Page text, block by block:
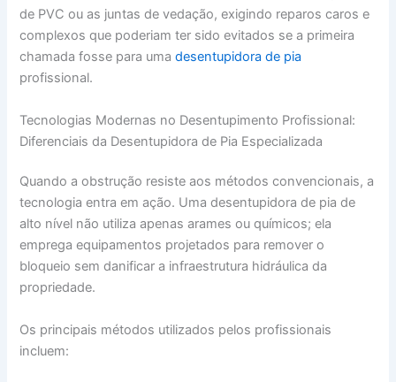
de PVC ou as juntas de vedação, exigindo reparos caros e
complexos que poderiam ter sido evitados se a primeira
chamada fosse para umadesentupidora de pia
profissional.
Tecnologias Modernas no Desentupimento Profissional:
Diferenciais da Desentupidora de Pia Especializada
Quando a obstrução resiste aos métodos convencionais, a
tecnologia entra em ação. Uma desentupidora de pia de
alto nível não utiliza apenas arames ou químicos; ela
emprega equipamentos projetados para remover o
bloqueio sem danificar a infraestrutura hidráulica da
propriedade.
Os principais métodos utilizados pelos profissionais
incluem: